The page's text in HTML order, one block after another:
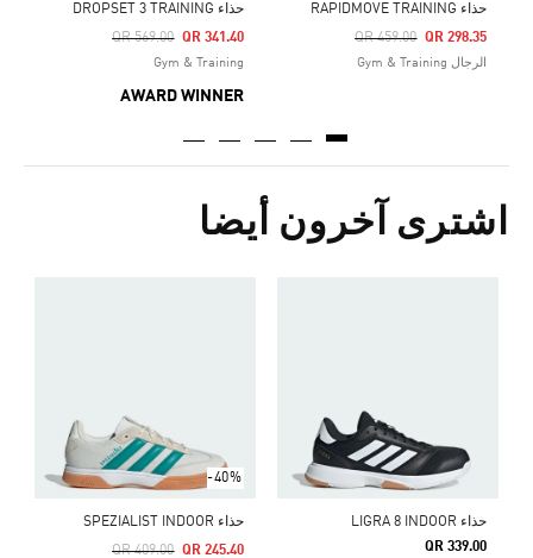
حذاء RAPIDMOVE TRAINING
Price Reduced From
QR 459.00
To QR 298.35
الرجال Gym & Training
حذاء DROPSET 3 TRAINING
Price Reduced From
QR 569.00
To QR 341.40
Gym & Training
AWARD WINNER
اشترى آخرون أيضا
حذاء LIGRA 8 INDOOR
QR 339.00
-40%
حذاء SPEZIALIST INDOOR
Price Reduced From
QR 409.00
To QR 245.40